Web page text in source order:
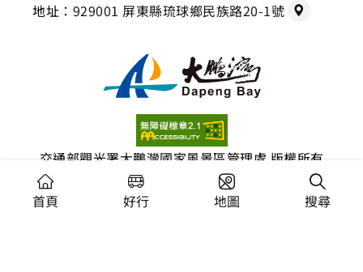
首頁 好行 地圖 搜尋
地址： 929001 屏東縣琉球鄉民族路20-1號
交通部觀光署大鵬灣國家風景區管理處 版權所有
建議瀏覽器：Chrome 44+、Firefox 39+、Safari、
Microsoft Edge